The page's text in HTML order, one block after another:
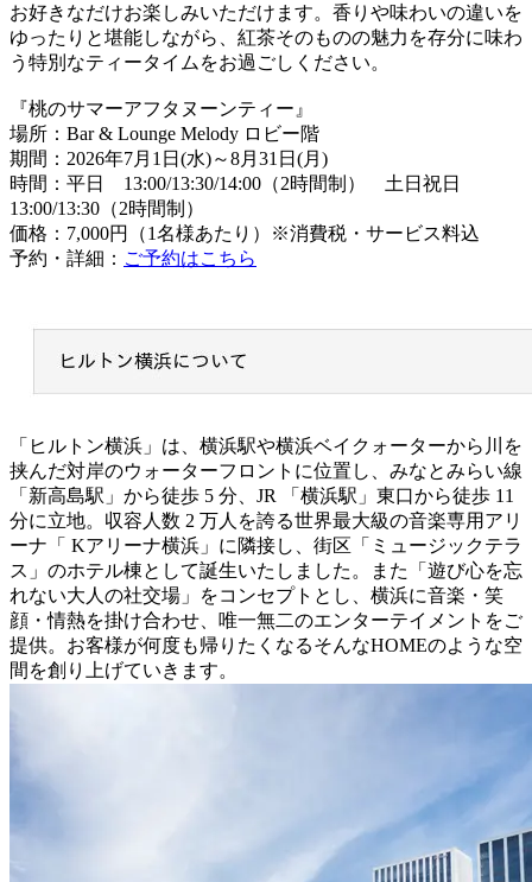
お好きなだけお楽しみいただけます。香りや味わいの違いを
ゆったりと堪能しながら、紅茶そのものの魅力を存分に味わ
う特別なティータイムをお過ごしください。
『桃のサマーアフタヌーンティー』
場所：Bar & Lounge Melody ロビー階
期間：2026年7月1日(水)～8月31日(月)
時間：平日 13:00/13:30/14:00（2時間制） 土日祝日
13:00/13:30（2時間制）
価格：7,000円（1名様あたり）※消費税・サービス料込
予約・詳細： ご予約はこちら
「ヒルトン横浜」は、横浜駅や横浜ベイクォーターから川を
挟んだ対岸のウォーターフロントに位置し、みなとみらい線
「新高島駅」から徒歩 5 分、JR 「横浜駅」東口から徒歩 11
分に立地。収容人数 2 万人を誇る世界最大級の音楽専用アリ
ーナ「 Kアリーナ横浜」に隣接し、街区「ミュージックテラ
ス」のホテル棟として誕生いたしました。また「遊び心を忘
れない大人の社交場」をコンセプトとし、横浜に音楽・笑
顔・情熱を掛け合わせ、唯一無二のエンターテイメントをご
提供。お客様が何度も帰りたくなるそんなHOMEのような空
間を創り上げていきます。